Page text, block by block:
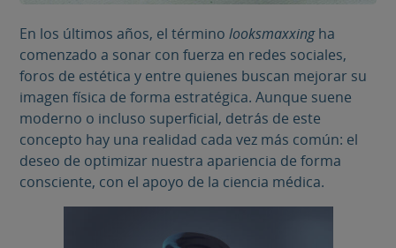
En los últimos años, el términolooksmaxxingha
comenzado a sonar con fuerza en redes sociales,
foros de estética y entre quienes buscan mejorar su
imagen física de forma estratégica. Aunque suene
moderno o incluso superficial, detrás de este
concepto hay una realidad cada vez más común: el
deseo de optimizar nuestra apariencia de forma
consciente, con el apoyo de la ciencia médica.